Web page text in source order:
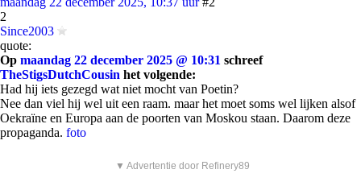
2
Since2003
quote:
Op maandag 22 december 2025 @ 10:31 schreef
TheStigsDutchCousin het volgende:
Had hij iets gezegd wat niet mocht van Poetin?
Nee dan viel hij wel uit een raam. maar het moet soms wel lijken alsof
Oekraïne en Europa aan de poorten van Moskou staan. Daarom deze
propaganda. foto
▼ Advertentie door Refinery89